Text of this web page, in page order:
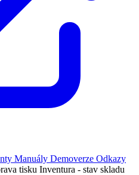
Manuály Demoverze Odkazy
tisku Inventura - stav skladu